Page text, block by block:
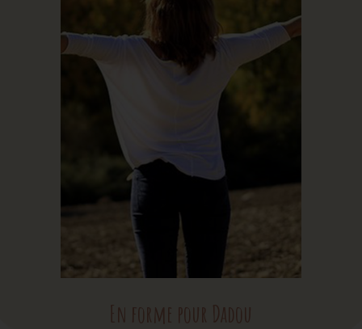
En forme pour Dadou